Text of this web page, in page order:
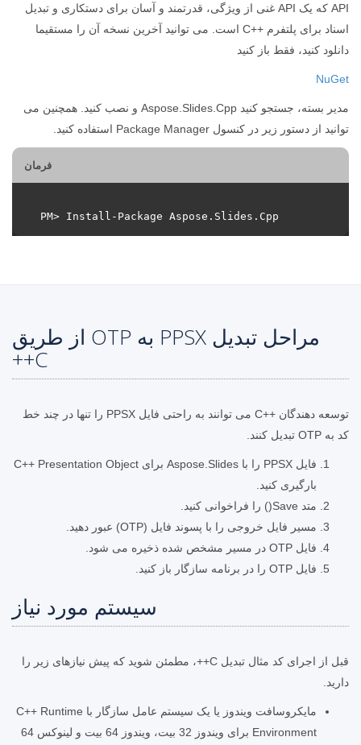
API که یک API غنی از ویژگی، قدرتمند و آسان برای دستکاری و تبدیل
اسناد برای پلتفرم ++C است. می توانید آخرین نسخه آن را مستقیما
دانلود کنید، فقط باز کنید
NuGet
مدیر بسته، جستجو کنید Aspose.Slides.Cpp و نصب کنید. همچنین می
توانید از دستور زیر در کنسول Package Manager استفاده کنید.
فرمان
مراحل تبدیل PPSX به OTP از طریق
C++
توسعه دهندگان ++C می توانند به راحتی فایل PPSX را تنها در چند خط
کد به OTP تبدیل کنند.
فایل PPSX را با Aspose.Slides برای C++ Presentation Object
بارگیری کنید.
متد Save() را فراخوانی کنید.
مسیر فایل خروجی را با پسوند فایل (OTP) عبور دهید.
فایل OTP در مسیر مشخص شده ذخیره می شود.
فایل OTP را در برنامه سازگار باز کنید.
سیستم مورد نیاز
قبل از اجرای کد مثال تبدیل C++، مطمئن شوید که پیش نیازهای زیر را
دارید.
مایکروسافت ویندوز یا یک سیستم عامل سازگار با C++ Runtime
Environment برای ویندوز 32 بیت، ویندوز 64 بیت و لینوکس 64